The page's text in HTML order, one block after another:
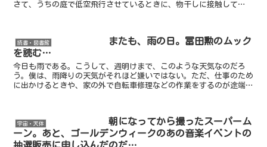
さて、うちの庭で低空飛行させているときに、物干しに接触して
読書・図書館
またも、雨の日。冨田勲のムック
を読む…
今日も雨である。こうして、週明けまで、このような天気なのだろ
う。僕は、雨降りの天気がそれほど嫌いではない。ただ、仕事のため
に出かけるときや、家の外で自転車修理などの作業をするのが途端に
宇宙・天体
朝になってから撮ったスーパーム
ーン。あと、ゴールデンウィークのあの音楽イベントの